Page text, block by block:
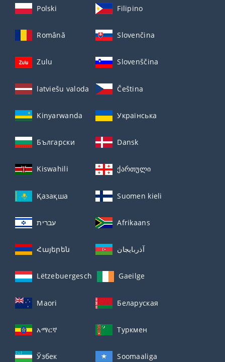
Polski Filipino
Română Slovenčina
Zulu Slovenščina
latviešu valoda Čeština
Kinyarwanda Українська
Български Dansk
Kiswahili ქართული
Қазақша Suomen kieli
עברית Afrikaans
Հայերեն آذربايجان
Lëtzebuergesch Gaeilge
Maori Беларуская
አማርኛ Туркмен
Ўзбек Soomaaliga